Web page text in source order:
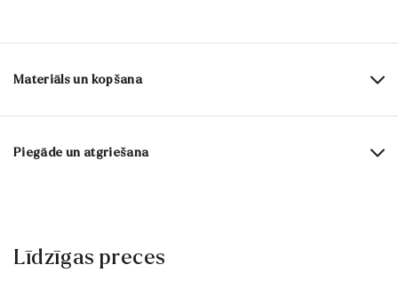
Materiāls un kopšana
Ražošanas apjoms: UK izmēri
Virsmas materiāls:
Zole:
Piegāde un atgriešana
30 dienu bezmaksas atgriešanās
Klientu apkalpošana – kontaktforma
Līdzīgas preces